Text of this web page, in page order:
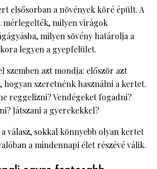
elsősorban a növények köré épült. A
mérlegelték, milyen virágok
milyen sövény határolja a
legyen a gyepfelület.
szemben azt mondja: először azt
hogyan szeretnénk használni a kertet.
reggelizni? Vendégeket fogadni?
Játszani a gyerekekkel?
válasz, sokkal könnyebb olyan kertet
a mindennapi élet részévé válik.